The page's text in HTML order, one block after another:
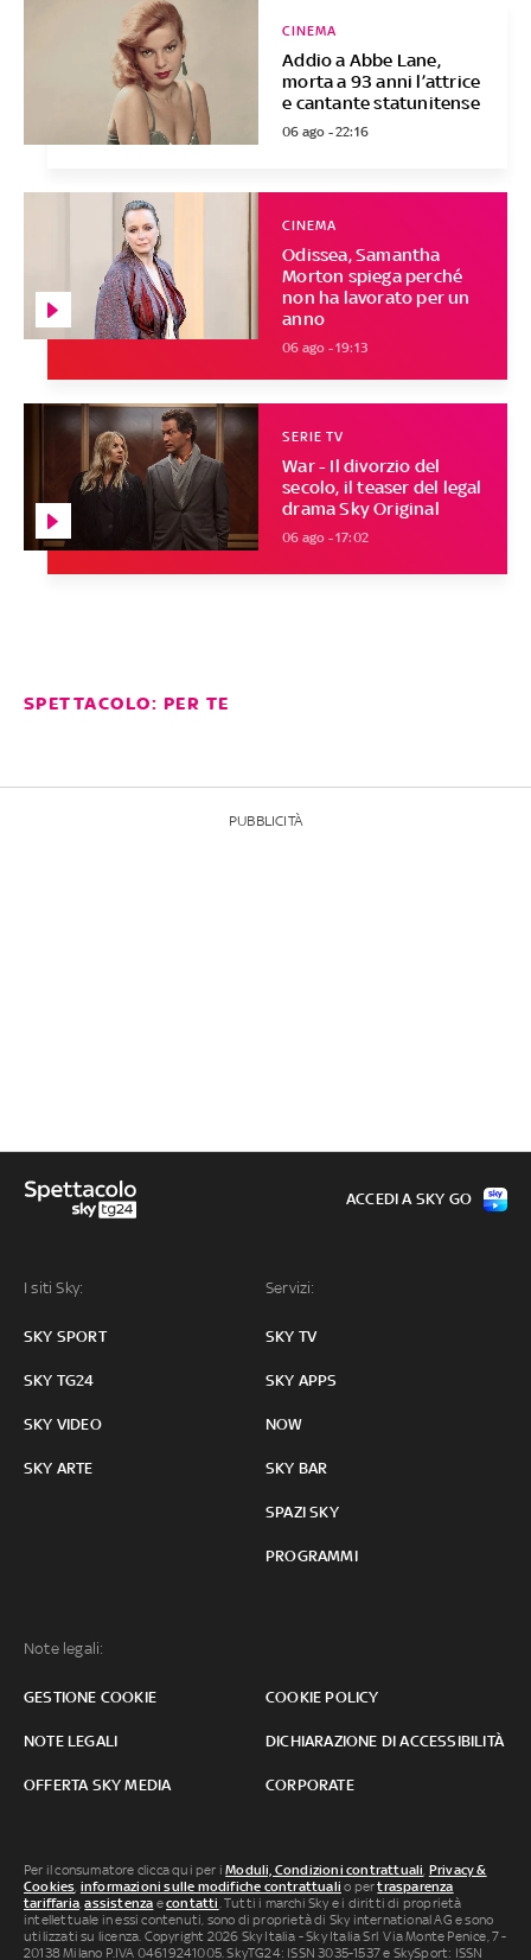
Addio a Abbe Lane,
morta a 93 anni l’attrice
e cantante statunitense
CINEMA
06 ago - 22:16
Odissea, Samantha
Morton spiega perché
non ha lavorato per un
anno
CINEMA
06 ago - 19:13
War - Il divorzio del
secolo, il teaser del legal
drama Sky Original
SERIE TV
06 ago - 17:02
SPETTACOLO: PER TE
PUBBLICITÀ
I siti Sky:
SKY SPORT
SKY TG24
SKY VIDEO
SKY ARTE
Servizi:
SKY TV
SKY APPS
NOW
SKY BAR
SPAZI SKY
PROGRAMMI
Note legali:
GESTIONE COOKIE COOKIE POLICY
NOTE LEGALI DICHIARAZIONE DI ACCESSIBILITÀ
OFFERTA SKY MEDIA CORPORATE
ACCEDI A SKY GO
Per il consumatore clicca qui per iModuli, Condizioni contrattuali, Privacy &
Cookies, informazioni sulle modifiche contrattuali o pertrasparenza
tariffaria,assistenza econtatti. Tutti i marchi Sky e i diritti di proprietà
intellettuale in essi contenuti, sono di proprietà di Sky international AG e sono
utilizzati su licenza. Copyright 2026 Sky Italia - Sky Italia Srl Via Monte Penice, 7 -
20138 Milano P.IVA 04619241005. SkyTG24: ISSN 3035-1537 e SkySport: ISSN